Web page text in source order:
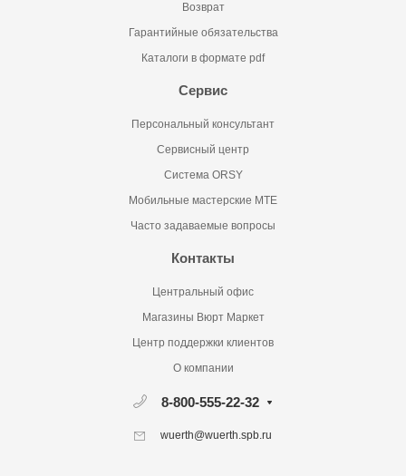
Возврат
Гарантийные обязательства
Каталоги в формате pdf
Сервис
Персональный консультант
Сервисный центр
Система ORSY
Мобильные мастерские MTE
Часто задаваемые вопросы
Контакты
Центральный офис
Магазины Вюрт Маркет
Центр поддержки клиентов
О компании
8-800-555-22-32
wuerth@wuerth.spb.ru